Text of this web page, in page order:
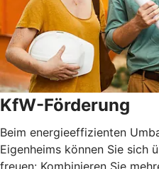
KfW-Förderung
Beim energieeffizienten
Eigenheims können Sie sich
freuen: Kombinieren Sie